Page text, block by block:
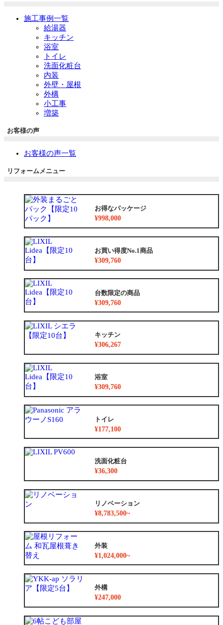
施工事例一覧
給湯器
キッチン
浴室
トイレ
洗面化粧台
内装
外壁・屋根
外構
小工事
増築
お客様の声
お客様の声一覧
リフォームメニュー
お得なパッケージ
¥998,000
お買い得度No.1商品
¥309,760
台数限定の商品
¥309,760
キッチン
¥306,267
浴室
¥309,760
トイレ
¥177,100
洗面化粧台
¥36,300
リノベーション
¥8,783,500~
外装
¥1,024,000~
外構
¥247,000